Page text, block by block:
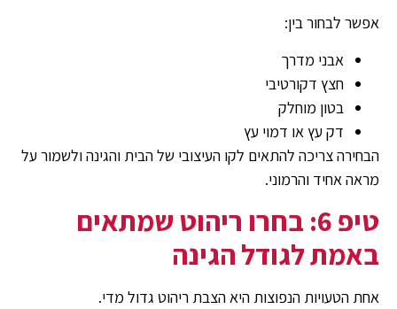
אפשר לבחור בין:
אבני מדרך
חצץ דקורטיבי
בטון מוחלק
דק עץ או דמוי עץ
הבחירה צריכה להתאים לקו העיצובי של הבית והגינה ולשמור על
מראה אחיד והרמוני.
טיפ 6: בחרו ריהוט שמתאים
באמת לגודל הגינה
אחת הטעויות הנפוצות היא הצבת ריהוט גדול מדי.